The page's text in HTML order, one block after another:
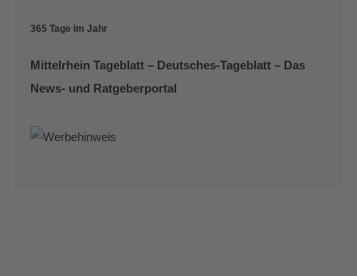
365 Tage im Jahr
Mittelrhein Tageblatt – Deutsches-Tageblatt – Das
News- und Ratgeberportal